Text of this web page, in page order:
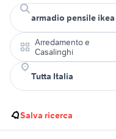
Arredamento e
Casalinghi
Salva ricerca